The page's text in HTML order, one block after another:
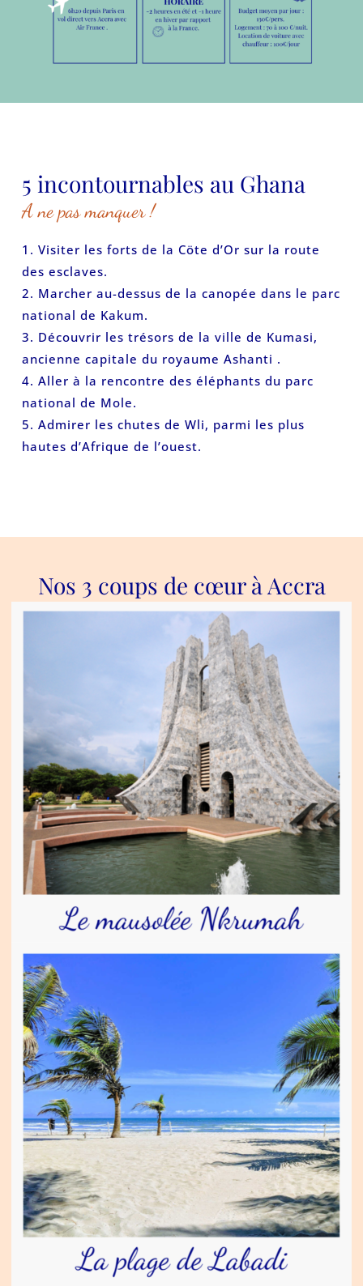
A ne pas manquer !
1. Visiter les forts de la Cöte d’Or sur la route
des esclaves.
2. Marcher au-dessus de la canopée dans le parc
national de Kakum.
3. Découvrir les trésors de la ville de Kumasi,
ancienne capitale du royaume Ashanti .
4. Aller à la rencontre des éléphants du parc
national de Mole.
5. Admirer les chutes de Wli, parmi les plus
hautes d’Afrique de l’ouest.
5 incontournables au Ghana
Nos 3 coups de cœur à Accra